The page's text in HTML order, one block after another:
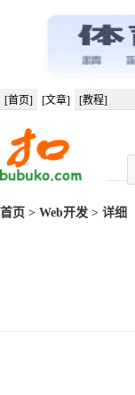
[首页] [文章] [教程]
首页 > Web开发 > 详细